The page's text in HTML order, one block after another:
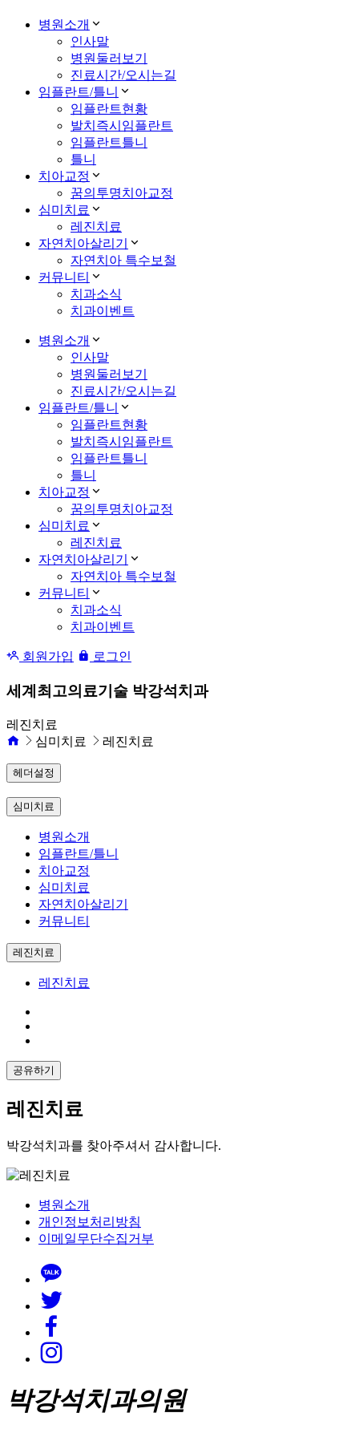
병원소개
인사말
병원둘러보기
진료시간/오시는길
임플란트/틀니
임플란트현황
발치즉시임플란트
임플란트틀니
틀니
치아교정
꿈의투명치아교정
심미치료
레진치료
자연치아살리기
자연치아 특수보철
커뮤니티
치과소식
치과이벤트
병원소개
인사말
병원둘러보기
진료시간/오시는길
임플란트/틀니
임플란트현황
발치즉시임플란트
임플란트틀니
틀니
치아교정
꿈의투명치아교정
심미치료
레진치료
자연치아살리기
자연치아 특수보철
커뮤니티
치과소식
치과이벤트
회원가입 로그인
세계최고의료기술 박강석치과
레진치료
심미치료
레진치료
헤더설정
심미치료
병원소개
임플란트/틀니
치아교정
심미치료
자연치아살리기
커뮤니티
레진치료
레진치료
공유하기
레진치료
박강석치과를 찾아주셔서 감사합니다.
병원소개
개인정보처리방침
이메일무단수집거부
박강석치과의원